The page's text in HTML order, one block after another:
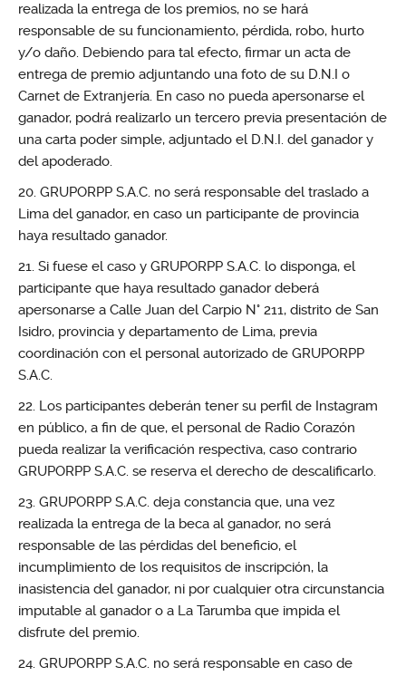
realizada la entrega de los premios, no se hará
responsable de su funcionamiento, pérdida, robo, hurto
y/o daño. Debiendo para tal efecto, firmar un acta de
entrega de premio adjuntando una foto de su D.N.I o
Carnet de Extranjería. En caso no pueda apersonarse el
ganador, podrá realizarlo un tercero previa presentación de
una carta poder simple, adjuntado el D.N.I. del ganador y
del apoderado.
GRUPORPP S.A.C. no será responsable del traslado a
Lima del ganador, en caso un participante de provincia
haya resultado ganador.
Si fuese el caso y GRUPORPP S.A.C. lo disponga, el
participante que haya resultado ganador deberá
apersonarse a Calle Juan del Carpio N° 211, distrito de San
Isidro, provincia y departamento de Lima, previa
coordinación con el personal autorizado de GRUPORPP
S.A.C.
Los participantes deberán tener su perfil de Instagram
en público, a fin de que, el personal de Radio Corazón
pueda realizar la verificación respectiva, caso contrario
GRUPORPP S.A.C. se reserva el derecho de descalificarlo.
GRUPORPP S.A.C. deja constancia que, una vez
realizada la entrega de la beca al ganador, no será
responsable de las pérdidas del beneficio, el
incumplimiento de los requisitos de inscripción, la
inasistencia del ganador, ni por cualquier otra circunstancia
imputable al ganador o a La Tarumba que impida el
disfrute del premio.
GRUPORPP S.A.C. no será responsable en caso de